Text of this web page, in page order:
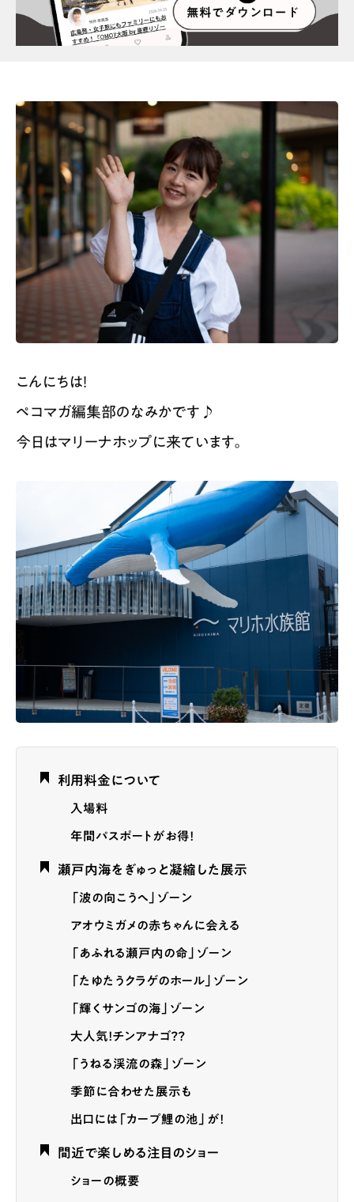
こんにちは！
ペコマガ編集部のなみかです♪
今日はマリーナホップに来ています。
利用料金について
入場料
年間パスポートがお得！
瀬戸内海をぎゅっと凝縮した展示
「波の向こうへ」ゾーン
アオウミガメの赤ちゃんに会える
「あふれる瀬戸内の命」ゾーン
「たゆたうクラゲのホール」ゾーン
「輝くサンゴの海」ゾーン
大人気！チンアナゴ？？
「うねる渓流の森」ゾーン
季節に合わせた展示も
出口には「カープ鯉の池」が！
間近で楽しめる注目のショー
ショーの概要